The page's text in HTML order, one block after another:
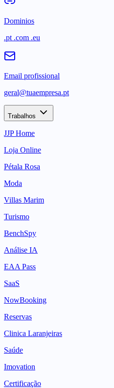
Dominios
.pt .com .eu
Email profissional
geral@tuaempresa.pt
Trabalhos
JJP Home
Loja Online
Pétala Rosa
Moda
Villas Marim
Turismo
BenchSpy
Análise IA
EAA Pass
SaaS
NowBooking
Reservas
Clinica Laranjeiras
Saúde
Imovation
Certificação